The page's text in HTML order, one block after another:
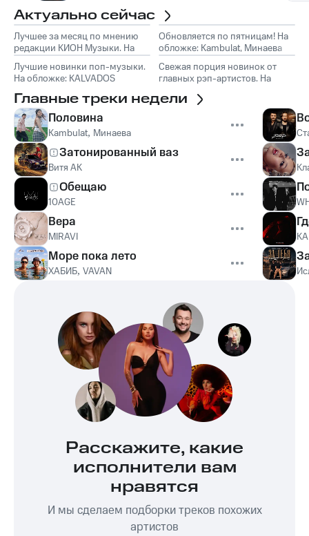
Актуально сейчас
Лучшее за месяц по мнению
редакции КИОН Музыки. На
обложке: Marselle
Обновляется по пятницам! На
обложке: Kambulat, Минаева
Лучшие новинки поп-музыки.
На обложке: KALVADOS
Свежая порция новинок от
главных рэп-артистов. На
Главные треки недели
Половина
Kambulat, Минаева
Затонированный ваз
Витя АК
Обещаю
10AGE
Вера
MIRAVI
Море пока лето
ХАБИБ, VAVAN
Расскажите, какие
исполнители вам
нравятся
И мы сделаем подборки треков похожих
артистов